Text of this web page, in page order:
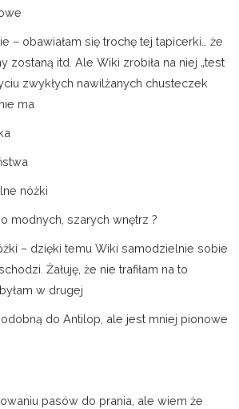
– obawiałam się trochę tej tapicerki… że
zostaną itd. Ale Wiki zrobiła na niej „test
zwykłych nawilżanych chusteczek
ma
nóżki
modnych, szarych wnętrz ?
– dzięki temu Wiki samodzielnie sobie
Żałuję, że nie trafiłam na to
w drugej
do Antilop, ale jest mniej pionowe
pasów do prania, ale wiem że